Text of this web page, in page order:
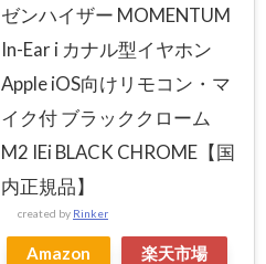
ゼンハイザー MOMENTUM
In-Ear i カナル型イヤホン
Apple iOS向けリモコン・マ
イク付 ブラッククローム
M2 IEi BLACK CHROME【国
内正規品】
created by Rinker
Amazon 楽天市場